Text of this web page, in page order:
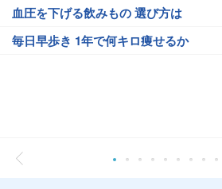
血圧を下げる飲みもの 選び方は
毎日早歩き 1年で何キロ痩せるか